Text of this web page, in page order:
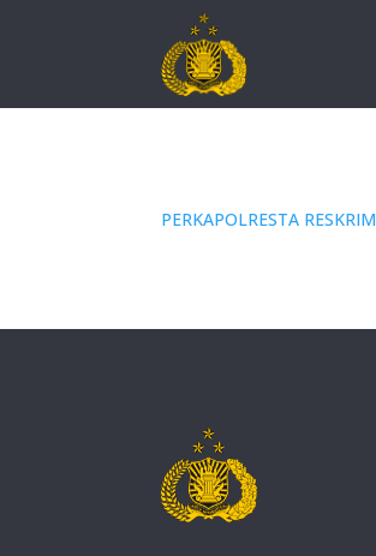
PERKAPOLRESTA RESKRIM